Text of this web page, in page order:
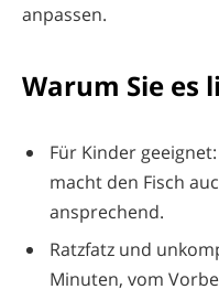
anpassen.
Warum Sie es
Für Kinder
macht den Fisch
ansprechend.
Ratzfatz und
Minuten, vom